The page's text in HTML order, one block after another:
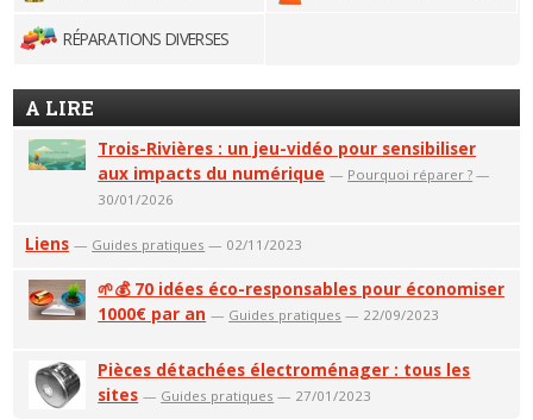
RÉPARATIONS DIVERSES
A LIRE
Trois-Rivières : un jeu-vidéo pour sensibiliser
aux impacts du numérique — Pourquoi réparer ? —
30/01/2026
Liens — Guides pratiques — 02/11/2023
🌱💰 70 idées éco-responsables pour économiser
1000€ par an — Guides pratiques — 22/09/2023
Pièces détachées électroménager : tous les
sites — Guides pratiques — 27/01/2023